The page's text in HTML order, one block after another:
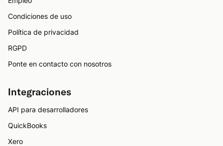
Condiciones de uso
Política de privacidad
RGPD
Ponte en contacto con nosotros
Integraciones
API para desarrolladores
QuickBooks
Xero